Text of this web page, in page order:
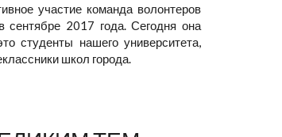
участие команда волонтеров
сентябре 2017 года. Сегодня она
студенты нашего университета,
школ города.